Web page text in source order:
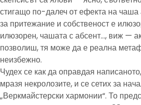
стигащо по-далеч от ефекта на чаша
за притежание и собственост е
илюзорен, чашата с абсент…, виж —
позволиш, тя може да е реална
неизбежно.
Чудех се как да оправдая
мразя некролозите, и се сетих за
„Веркмайстерски хармонии“. То